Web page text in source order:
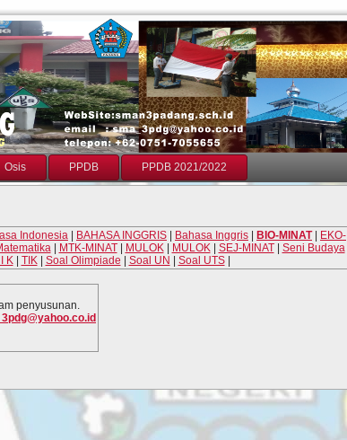
Osis PPDB PPDB 2021/2022
Indonesia | BAHASA INGGRIS | Bahasa Inggris | BIO-MINAT| EKO-
| MTK-MINAT| MULOK | MULOK | SEJ-MINAT| Seni Budaya
K | TIK | Soal Olimpiade | Soal UN | Soal UTS|
penyusunan.